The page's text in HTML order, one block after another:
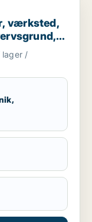
butik, klinik,
værksted,
til salg i
m.fl.
lager /